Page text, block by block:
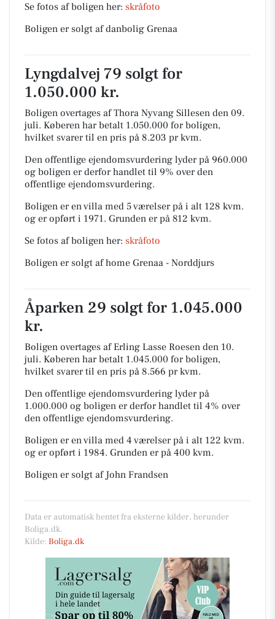
Se fotos af boligen her: skråfoto
Boligen er solgt af danbolig Grenaa
Lyngdalvej 79 solgt for
1.050.000 kr.
Boligen overtages af Thora Nyvang Sillesen den 09.
juli. Køberen har betalt 1.050.000 for boligen,
hvilket svarer til en pris på 8.203 pr kvm.
Den offentlige ejendomsvurdering lyder på 960.000
og boligen er derfor handlet til 9% over den
offentlige ejendomsvurdering.
Boligen er en villa med 5 værelser på i alt 128 kvm.
og er opført i 1971. Grunden er på 812 kvm.
Se fotos af boligen her: skråfoto
Boligen er solgt af home Grenaa - Norddjurs
Åparken 29 solgt for 1.045.000
kr.
Boligen overtages af Erling Lasse Roesen den 10.
juli. Køberen har betalt 1.045.000 for boligen,
hvilket svarer til en pris på 8.566 pr kvm.
Den offentlige ejendomsvurdering lyder på
1.000.000 og boligen er derfor handlet til 4% over
den offentlige ejendomsvurdering.
Boligen er en villa med 4 værelser på i alt 122 kvm.
og er opført i 1984. Grunden er på 400 kvm.
Boligen er solgt af John Frandsen
Data er automatisk hentet fra eksterne kilder, herunder
Boliga.dk.
Kilde: Boliga.dk